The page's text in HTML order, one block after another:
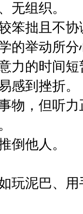
无组织。
笨拙且不协
的举动所分
力的时间短
感到挫折。
物，但听力
倒他人。
玩泥巴、用